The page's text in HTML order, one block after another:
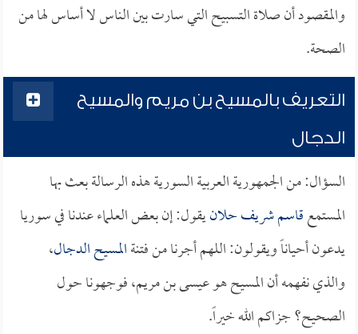
والمقصود أن صلاة التسبيح التي سارت بين الناس لا أساس لها من
الصحة.
التعريف بالمسيح بن مريم والمسيح
الدجال
السؤال: من الجمهورية العربية السورية هذه الرسالة بعث بها
المستمعقاسم شريف حلانيقول: إن بعض العلماء عندنا في سوريا
يدعون أحياناً ويقولون: اللهم أجرنا من فتنةالمسيح الدجال،
والذي نفهمه أن المسيح هو عيسى بن مريم، فوجهونا حول
الصحيح؟ جزاكم الله خيراً.